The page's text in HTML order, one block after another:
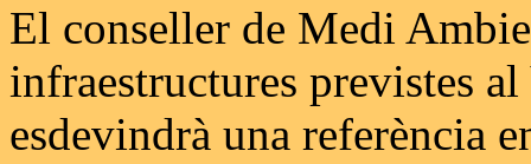
El conseller de Medi
infraestructures previstes
esdevindrà una referència